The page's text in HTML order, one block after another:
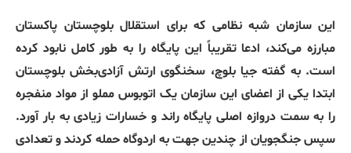
این سازمان شبه نظامی که برای استقلال بلوچستان پاکستان
مبارزه می‌کند، ادعا تقریباً این پایگاه را به طور کامل نابود کرده
است. به گفته جیا بلوچ، سخنگوی ارتش آزادی‌بخش بلوچستان
ابتدا یکی از اعضای این سازمان یک اتوبوس مملو از مواد منفجره
را به سمت دروازه اصلی پایگاه راند و خسارات زیادی به بار آورد.
سپس جنگجویان از چندین جهت به اردوگاه حمله کردند و تعدادی